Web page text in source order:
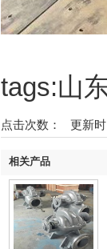
tags:山
点击次数： 更新
相关产品